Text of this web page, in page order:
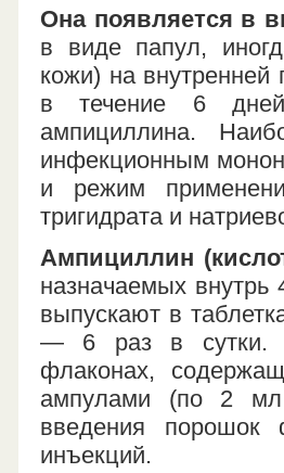
Она появляется в
в виде папул,
кожи) на внутренней
в течение 6
ампициллина.
инфекционным
и режим
тригидрата и
Ампициллин
назначаемых
выпускают в
— 6 раз в сутки.
флаконах,
ампулами (по 2 мл
введения
инъекций.